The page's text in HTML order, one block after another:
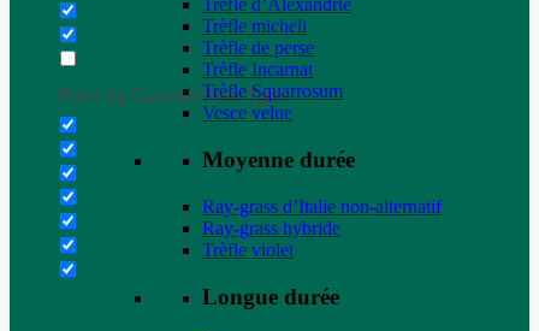
Filter by Custom Post Type
Trèfle d’Alexandrie
Trèfle micheli
Trèfle de perse
Trèfle Incarnat
Trèfle Squarrosum
Vesce velue
Moyenne durée
Ray-grass d’Italie non-alternatif
Ray-grass hybride
Trèfle violet
Longue durée